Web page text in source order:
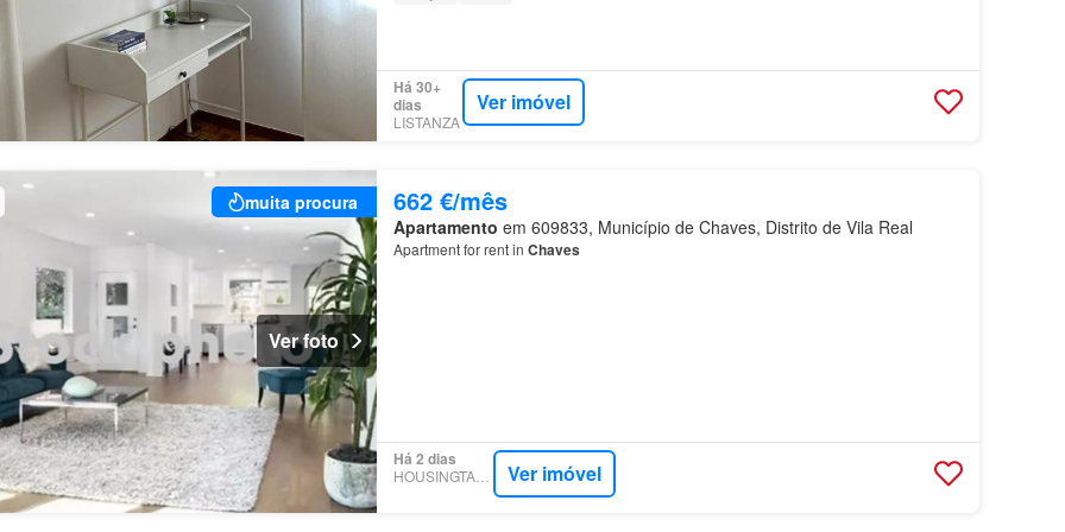
Há 30+
dias
LISTANZA
Ver imóvel
muita procura
Ver foto
662 €/mês
Apartamento em 609833, Município de Chaves, Distrito de Vila Real
Apartment for rent in Chaves
Há 2 dias
HOUSINGTARGET Ver imóvel